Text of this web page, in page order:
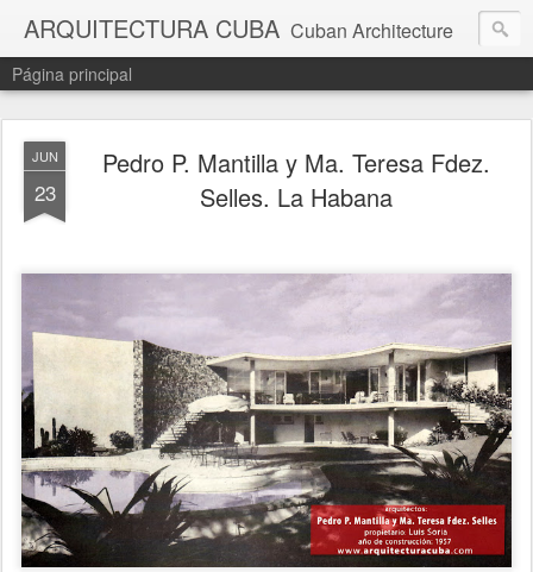
ARQUITECTURA CUBA Cuban Architecture
Página principal
JUN
23
Pedro P. Mantilla y Ma. Teresa Fdez.
Selles. La Habana